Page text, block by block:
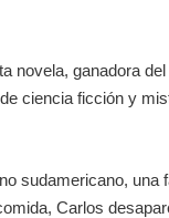
novela, ganadora
ciencia ficción y
sudamericano, una
Carlos